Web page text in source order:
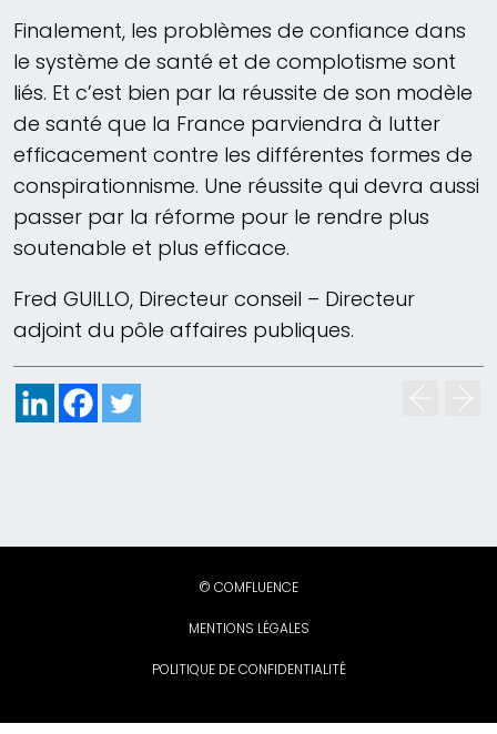
Finalement, les problèmes de confiance dans
le système de santé et de complotisme sont
liés. Et c’est bien par la réussite de son modèle
de santé que la France parviendra à lutter
efficacement contre les différentes formes de
conspirationnisme. Une réussite qui devra aussi
passer par la réforme pour le rendre plus
soutenable et plus efficace.
Fred GUILLO, Directeur conseil – Directeur
adjoint du pôle affaires publiques.
© COMFLUENCE
MENTIONS LÉGALES
POLITIQUE DE CONFIDENTIALITÉ